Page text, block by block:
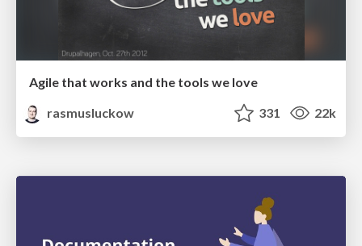
Agile that works and the tools we love
rasmusluckow
331 22k